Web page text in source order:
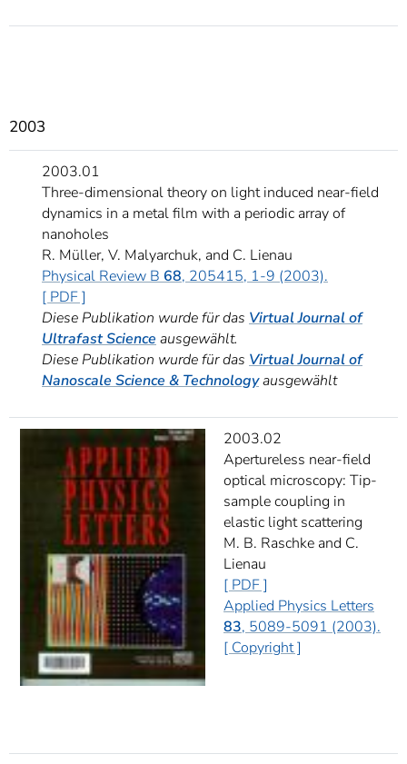
2003
2003.01
Three-dimensional theory on light induced near-field
dynamics in a metal film with a periodic array of
nanoholes
R. Müller, V. Malyarchuk, and C. Lienau
Physical Review B 68, 205415, 1-9 (2003).
[ PDF ]
Diese Publikation wurde für das Virtual Journal of
Ultrafast Science ausgewählt.
Diese Publikation wurde für das Virtual Journal of
Nanoscale Science & Technologyausgewählt
2003.02
Apertureless near-field
optical microscopy: Tip-
sample coupling in
elastic light scattering
M. B. Raschke and C.
Lienau
[ PDF ]
Applied Physics Letters
83, 5089-5091 (2003).
[ Copyright ]